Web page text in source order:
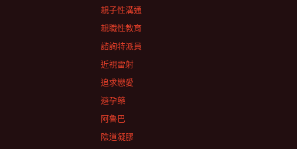
親子性溝通
親職性教育
諮詢特派員
近視雷射
追求戀愛
避孕藥
阿魯巴
陰道凝膠